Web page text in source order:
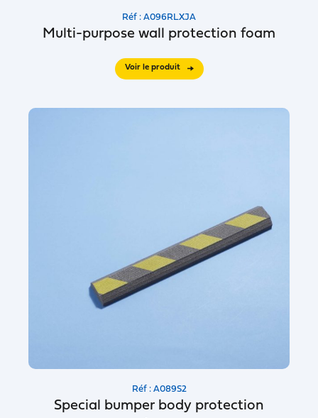
Réf : A096RLXJA
Multi-purpose wall protection foam
Voir le produit
Réf : A089S2
Special bumper body protection